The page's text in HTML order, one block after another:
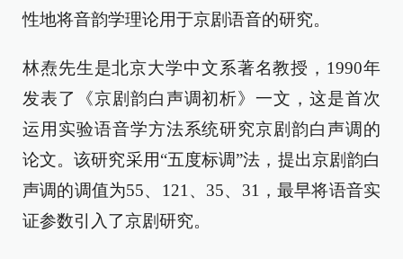
性地将音韵学理论用于京剧语音的研究。
林焘先生是北京大学中文系著名教授，1990年
发表了《京剧韵白声调初析》一文，这是首次
运用实验语音学方法系统研究京剧韵白声调的
论文。该研究采用“五度标调”法，提出京剧韵白
声调的调值为55、121、35、31，最早将语音实
证参数引入了京剧研究。